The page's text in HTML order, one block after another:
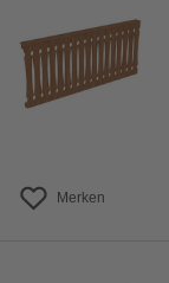
Merken